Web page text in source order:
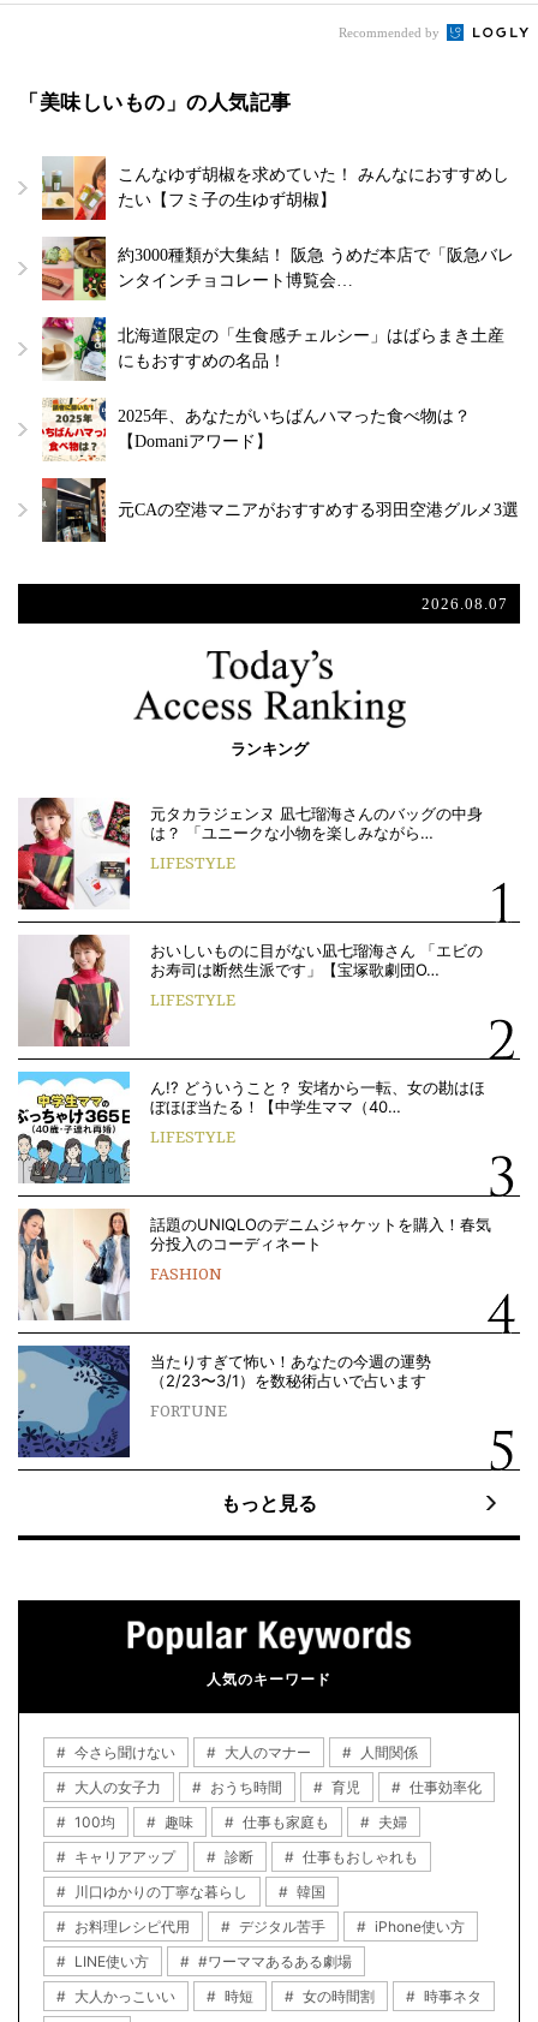
Recommended by
「美味しいもの」の人気記事
こんなゆず胡椒を求めていた！ みんなにおすすめし
たい【フミ子の生ゆず胡椒】
約3000種類が大集結！ 阪急 うめだ本店で「阪急バレ
ンタインチョコレート博覧会…
北海道限定の「生食感チェルシー」はばらまき土産
にもおすすめの名品！
2025年、あなたがいちばんハマった食べ物は？
【Domaniアワード】
元CAの空港マニアがおすすめする羽田空港グルメ3選
2026.08.07
ランキング
元タカラジェンヌ 凪七瑠海さんのバッグの中身
は？ 「ユニークな小物を楽しみながら…
LIFESTYLE
おいしいものに目がない凪七瑠海さん 「エビの
お寿司は断然生派です」【宝塚歌劇団O…
LIFESTYLE
ん!? どういうこと？ 安堵から一転、女の勘はほ
ぼほぼ当たる！【中学生ママ（40…
LIFESTYLE
話題のUNIQLOのデニムジャケットを購入！春気
分投入のコーディネート
FASHION
当たりすぎて怖い！あなたの今週の運勢
（2/23〜3/1）を数秘術占いで占います
FORTUNE
もっと見る
人気のキーワード
今さら聞けない 大人のマナー
人間関係
大人の女子力
おうち時間 育児
仕事効率化
100均
趣味 仕事も家庭も
夫婦
キャリアアップ
診断
仕事もおしゃれも
川口ゆかりの丁寧な暮らし
韓国
お料理レシピ代用
デジタル苦手
iPhone使い方
LINE使い方
#ワーママあるある劇場
大人かっこいい
時短 女の時間割
時事ネタ